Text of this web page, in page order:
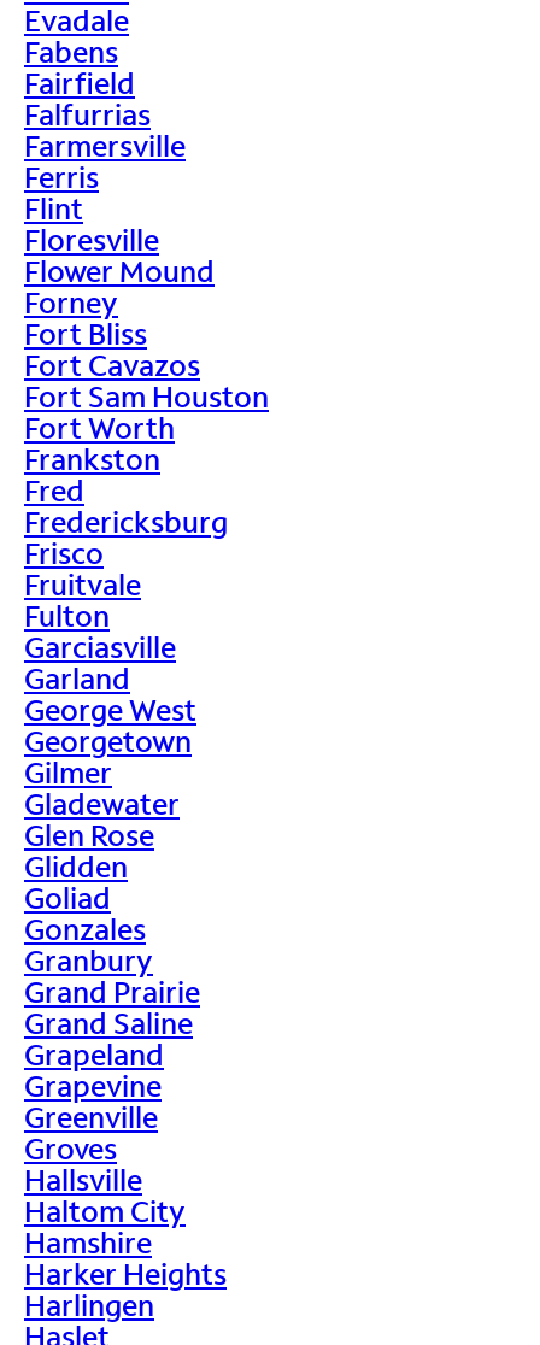
Evadale
Fabens
Fairfield
Falfurrias
Farmersville
Ferris
Flint
Floresville
Flower Mound
Forney
Fort Bliss
Fort Cavazos
Fort Sam Houston
Fort Worth
Frankston
Fred
Fredericksburg
Frisco
Fruitvale
Fulton
Garciasville
Garland
George West
Georgetown
Gilmer
Gladewater
Glen Rose
Glidden
Goliad
Gonzales
Granbury
Grand Prairie
Grand Saline
Grapeland
Grapevine
Greenville
Groves
Hallsville
Haltom City
Hamshire
Harker Heights
Harlingen
Haslet